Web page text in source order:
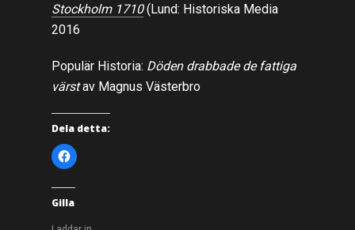
Stockholm 1710(Lund: Historiska Media
2016
Populär Historia: Döden drabbade de fattiga
värstav Magnus Västerbro
Dela detta:
K
l
k
a
f
Gilla